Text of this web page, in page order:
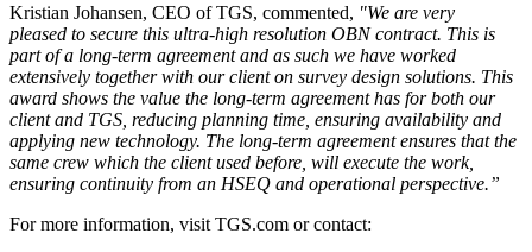
Kristian Johansen, CEO of TGS, commented, "We are very
pleased to secure this ultra-high resolution OBN contract. This is
part of a long-term agreement and as such we have worked
extensively together with our client on survey design solutions. This
award shows the value the long-term agreement has for both our
client and TGS, reducing planning time, ensuring availability and
applying new technology. The long-term agreement ensures that the
same crew which the client used before, will execute the work,
ensuring continuity from an HSEQ and operational perspective.”
For more information, visit TGS.com or contact: